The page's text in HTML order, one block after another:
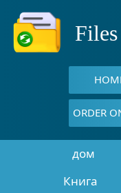
ORDER
дом
Книга